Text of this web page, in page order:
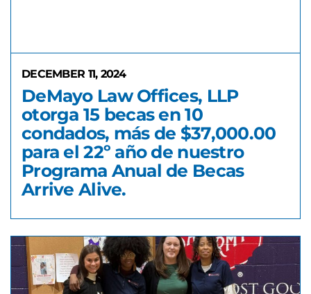
DECEMBER 11, 2024
DeMayo Law Offices, LLP
otorga 15 becas en 10
condados, más de $37,000.00
para el 22º año de nuestro
Programa Anual de Becas
Arrive Alive.